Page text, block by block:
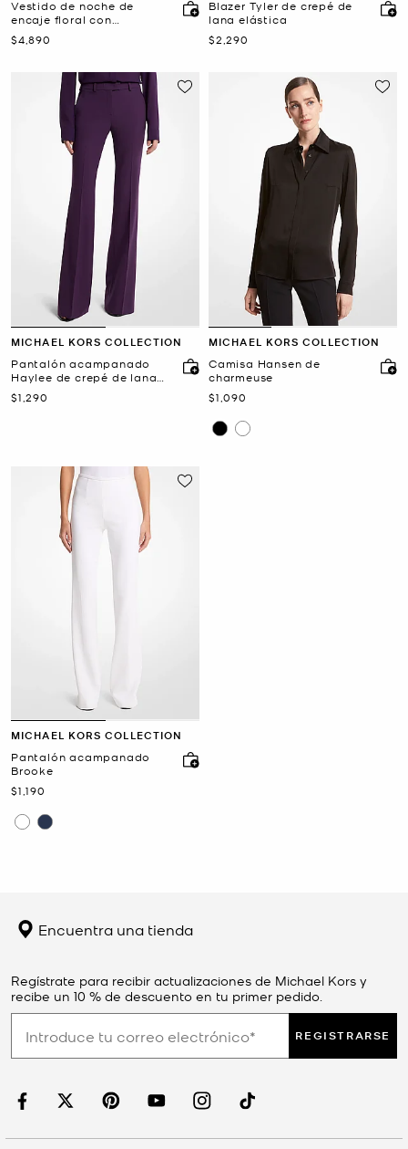
Vestido de noche de
encaje floral con
cordoncillo y lentejuelas
Ahora
$4,890
Blazer Tyler de crepé de
lana elástica
Ahora
$2,290
MICHAEL KORS COLLECTION
Pantalón acampanado
Haylee de crepé de lana
elástica
Ahora
$1,290
MICHAEL KORS COLLECTION
Camisa Hansen de
charmeuse
Ahora
$1,090
MICHAEL KORS COLLECTION
Pantalón acampanado
Brooke
Ahora
$1,190
Encuentra una tienda
Regístrate para recibir actualizaciones de Michael Kors y
recibe un 10 % de descuento en tu primer pedido.
REGISTRARSE